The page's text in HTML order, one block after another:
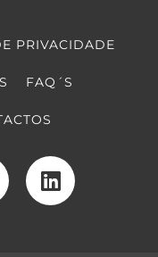
PRIVACIDADE
FAQ´S